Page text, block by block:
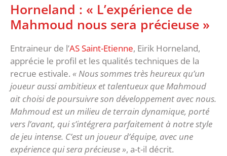
Horneland : « L’expérience de
Mahmoud nous sera précieuse »
Entraineur de l’AS Saint-Etienne, Eirik Horneland,
apprécie le profil et les qualités techniques de la
recrue estivale. « Nous sommes très heureux qu’un
joueur aussi ambitieux et talentueux que Mahmoud
ait choisi de poursuivre son développement avec nous.
Mahmoud est un milieu de terrain dynamique, porté
vers l’avant, qui s’intégrera parfaitement à notre style
de jeu intense. C’est un joueur d’équipe, avec une
expérience qui sera précieuse », a-t-il décrit.